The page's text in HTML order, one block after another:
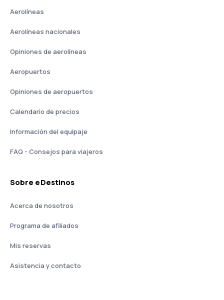
Aerolíneas
Aerolíneas nacionales
Opiniones de aerolíneas
Aeropuertos
Opiniones de aeropuertos
Calendario de precios
Información del equipaje
FAQ - Consejos para viajeros
Sobre eDestinos
Acerca de nosotros
Programa de afiliados
Mis reservas
Asistencia y contacto